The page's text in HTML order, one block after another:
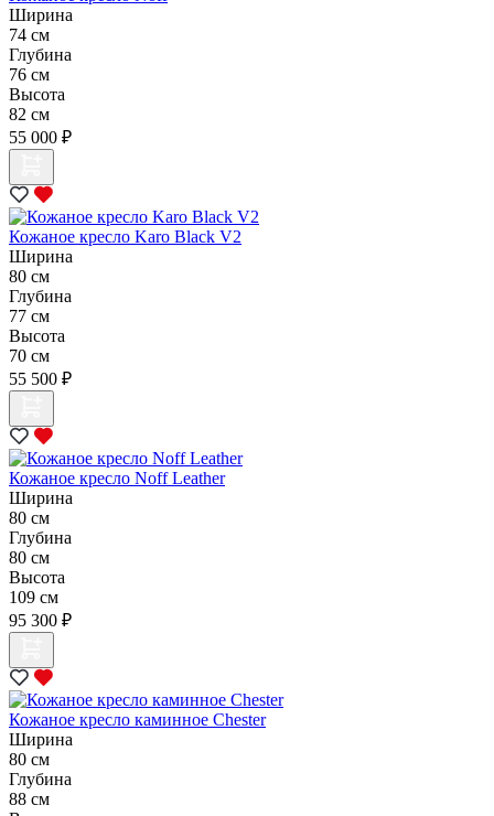
Ширина
74 см
Глубина
76 см
Высота
82 см
55 000 ₽
Кожаное кресло Karo Black V2
Ширина
80 см
Глубина
77 см
Высота
70 см
55 500 ₽
Кожаное кресло Noff Leather
Ширина
80 см
Глубина
80 см
Высота
109 см
95 300 ₽
Кожаное кресло каминное Chester
Ширина
80 см
Глубина
88 см